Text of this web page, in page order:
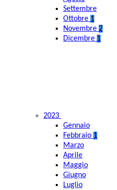
Settembre
Ottobre 1
Novembre 2
Dicembre 1
2023
Gennaio
Febbraio 1
Marzo
Aprile
Maggio
Giugno
Luglio